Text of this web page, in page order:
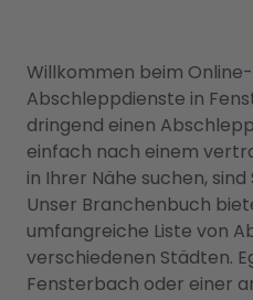
Willkommen beim
Abschleppdienste in
dringend einen
einfach nach einem
in Ihrer Nähe suchen,
Unser Branchenbuch
umfangreiche Liste von
verschiedenen Städten.
Fensterbach oder einer